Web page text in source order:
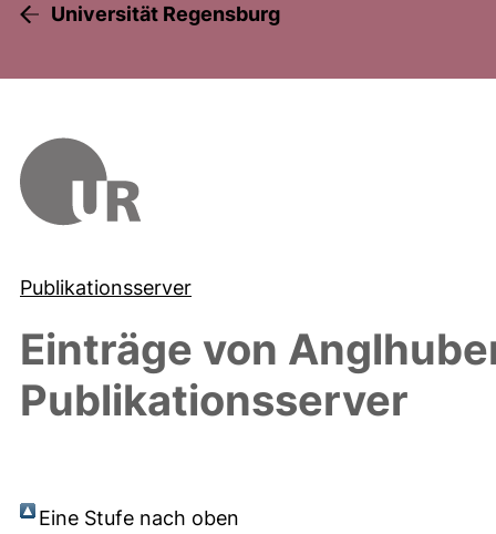
Universität Regensburg
Publikationsserver
Einträge von
Publikationsserver
Eine Stufe nach oben